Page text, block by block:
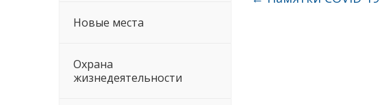
Новые места
Охрана
жизнедеятельности